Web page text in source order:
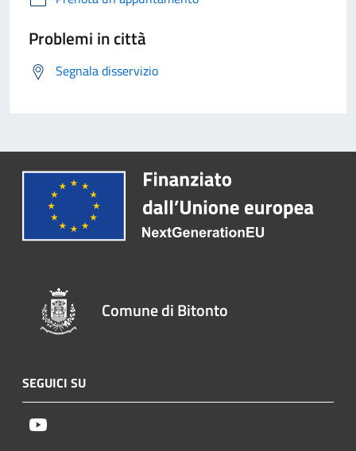
Problemi in città
Segnala disservizio
Comune di Bitonto
SEGUICI SU